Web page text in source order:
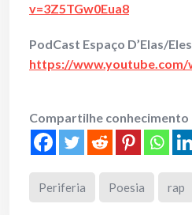
v=3Z5TGw0Eua8
PodCast Espaço D’Elas/
https://www.youtube.com/
Compartilhe conhecimento
Periferia Poesia rap